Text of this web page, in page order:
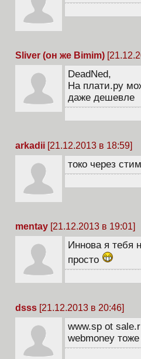
Sliver (он же Bimim)
DeadNed,
На плати.ру
даже дешевле
arkadii [21.12.2013 в 18:59]
токо через стим
mentay [21.12.2013 в 19:01]
Иннова я тебя
просто
dsss [21.12.2013 в 20:46]
www.sp ot
webmoney